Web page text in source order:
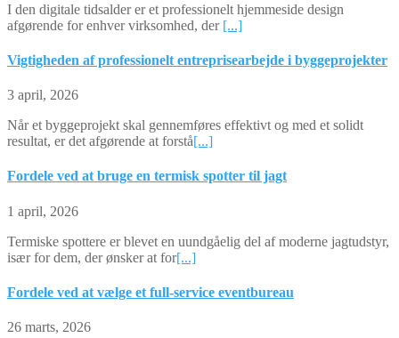
I den digitale tidsalder er et professionelt hjemmeside design
afgørende for enhver virksomhed, der [...]
Vigtigheden af professionelt entreprisearbejde i byggeprojekter
3 april, 2026
Når et byggeprojekt skal gennemføres effektivt og med et solidt
resultat, er det afgørende at forstå[...]
Fordele ved at bruge en termisk spotter til jagt
1 april, 2026
Termiske spottere er blevet en uundgåelig del af moderne jagtudstyr,
især for dem, der ønsker at for[...]
Fordele ved at vælge et full-service eventbureau
26 marts, 2026